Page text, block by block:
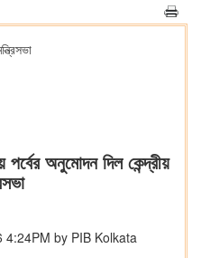
অনুমোদন দিল কেন্দ্রীয়
4:24PM by PIB Kolkata